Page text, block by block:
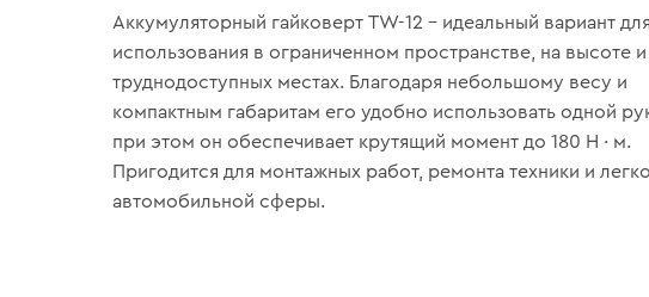
Аккумуляторный гайковерт TW-12 – идеальный вариант для
использования в ограниченном пространстве, на высоте и
труднодоступных местах. Благодаря небольшому весу и
компактным габаритам его удобно использовать одной
при этом он обеспечивает крутящий момент до 180 Н · м.
Пригодится для монтажных работ, ремонта техники и
автомобильной сферы.